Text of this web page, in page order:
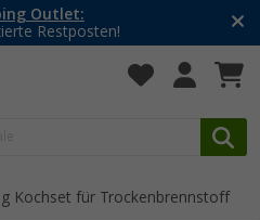
Outlet:
Restposten!
Kochset für Trockenbrennstoff